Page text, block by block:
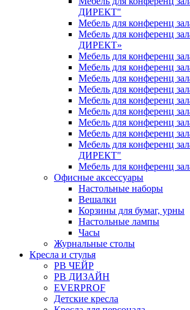
ДИРЕКТ"
Мебель для конференц
Мебель для конференц
ДИРЕКТ»
Мебель для конференц
Мебель для конференц
Мебель для конференц
Мебель для конференц
Мебель для конференц
Мебель для конференц
Мебель для конференц
Мебель для конференц
Мебель для конференц
ДИРЕКТ"
Мебель для конференц
Офисные аксессуары
Настольные наборы
Вешалки
Корзины для бумаг, урны
Настольные лампы
Часы
Журнальные столы
Кресла и стулья
РВ ЧЕЙР
РВ ДИЗАЙН
EVERPROF
Детские кресла